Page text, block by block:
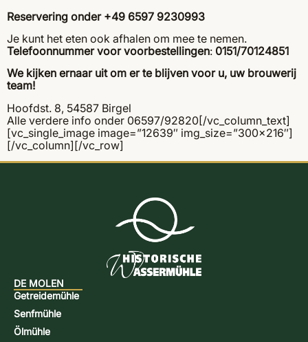
Reservering onder +49 6597 9230993
Je kunt het eten ook afhalen om mee te nemen.
Telefoonnummer voor voorbestellingen: 0151/70124851
We kijken ernaar uit om er te blijven voor u, uw brouwerij
team!
Hoofdst. 8, 54587 Birgel
Alle verdere info onder 06597/92820[/vc_column_text]
[vc_single_image image=”12639″ img_size=”300×216″]
[/vc_column][/vc_row]
DE MOLEN
Getreidemühle
Senfmühle
Ölmühle